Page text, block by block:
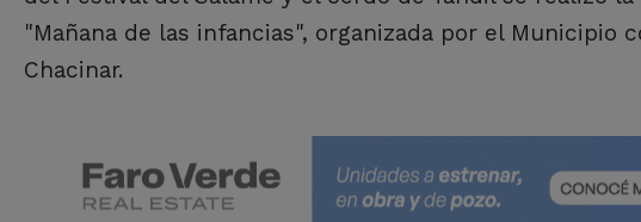
"Mañana de las infancias", organizada por el Municipio
Chacinar.